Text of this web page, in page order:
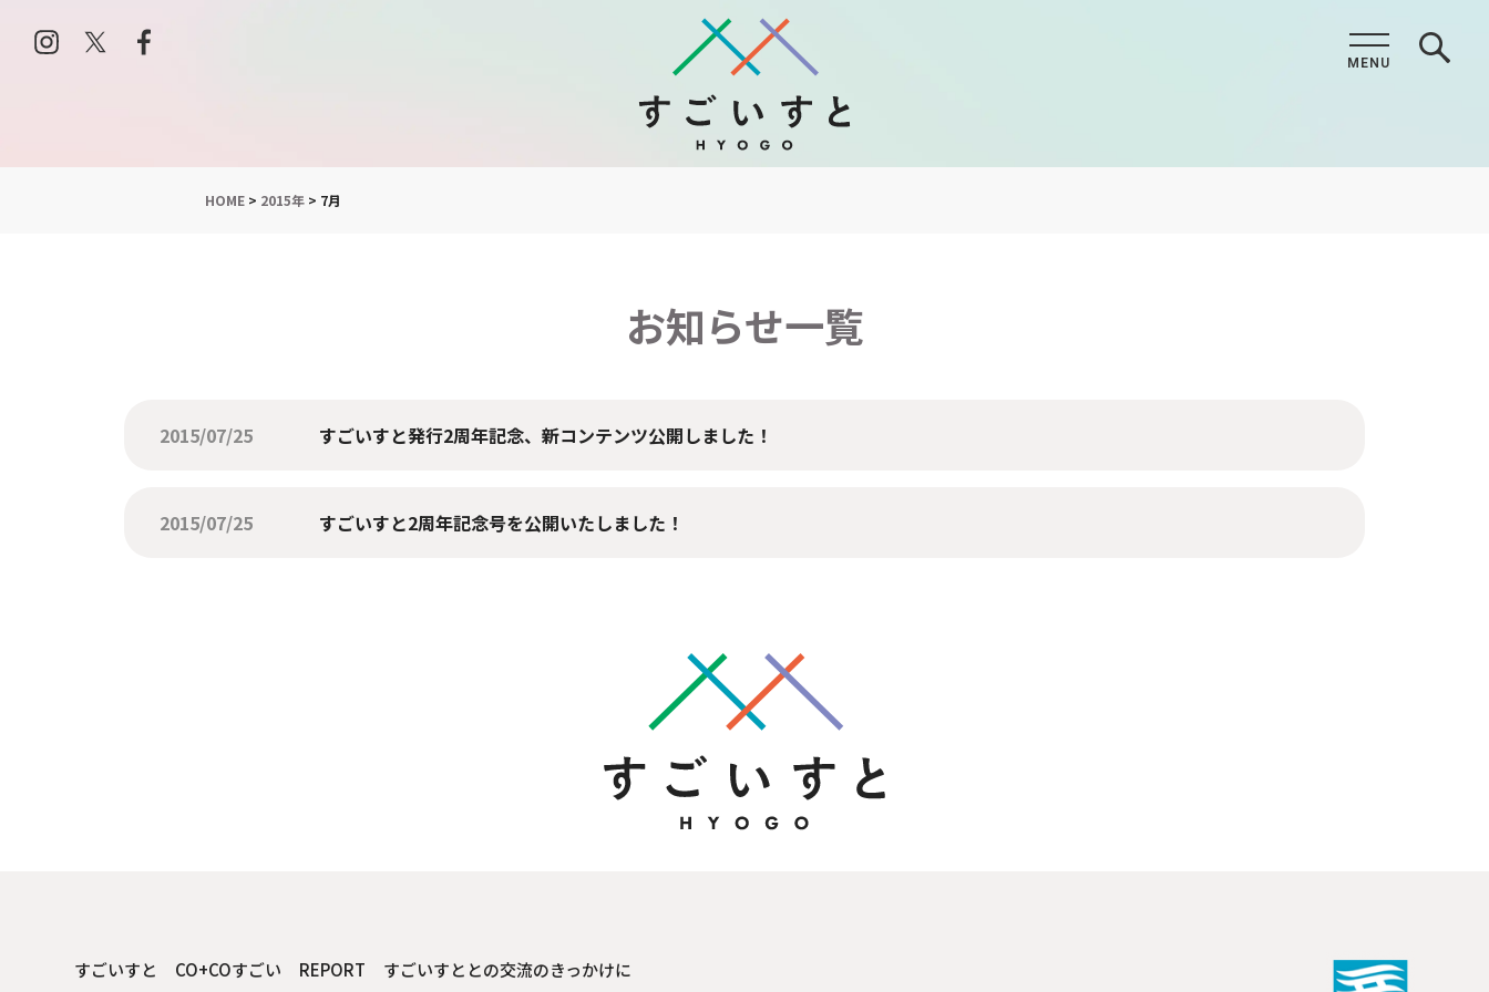
HOME> 2015年> 7月
お知らせ一覧
2015/07/25 すごいすと発行2周年記念、新コンテンツ公開しました！
2015/07/25 すごいすと2周年記念号を公開いたしました！
すごいすと CO+COすごい REPORT すごいすととの交流のきっかけに
MENU